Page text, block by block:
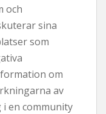
och
sina
som
om
av
en community